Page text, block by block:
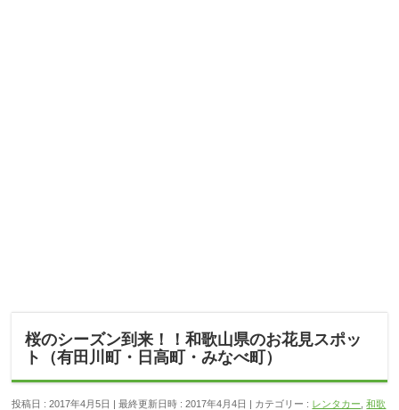
桜のシーズン到来！！和歌山県のお花見スポッ
ト（有田川町・日高町・みなべ町）
投稿日 : 2017年4月5日 最終更新日時 : 2017年4月4日 カテゴリー : レンタカー ,和歌